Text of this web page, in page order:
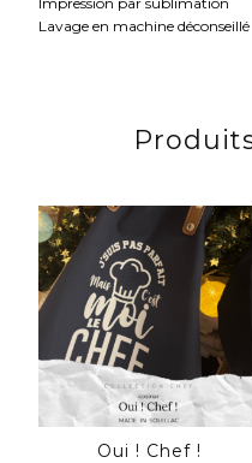
Lavage en machine déconseillé
Oui ! Chef !